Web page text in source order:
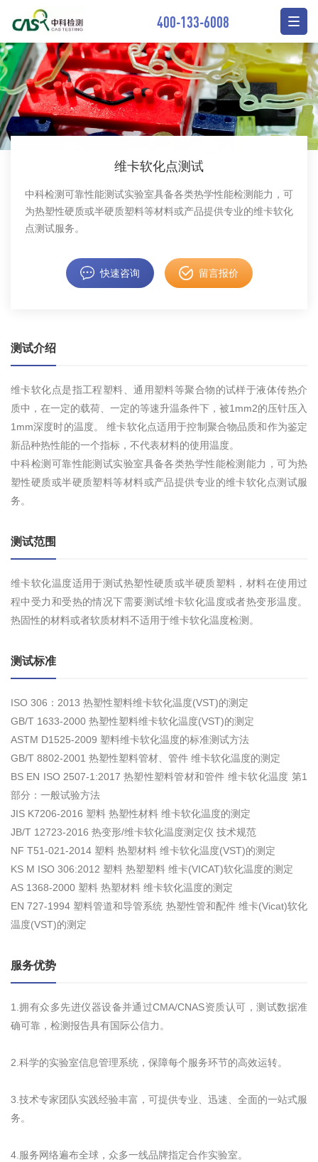
400-133-6008
维卡软化点测试
中科检测可靠性能测试实验室具备各类热学性能检测能力，可
为热塑性硬质或半硬质塑料等材料或产品提供专业的维卡软化
点测试服务。
快速咨询 留言报价
测试介绍
维卡软化点是指工程塑料、通用塑料等聚合物的试样于液体传热介
质中，在一定的载荷、一定的等速升温条件下，被1mm2的压针压入
1mm深度时的温度。 维卡软化点适用于控制聚合物品质和作为鉴定
新品种热性能的一个指标，不代表材料的使用温度。
中科检测可靠性能测试实验室具备各类热学性能检测能力，可为热
塑性硬质或半硬质塑料等材料或产品提供专业的维卡软化点测试服
务。
测试范围
维卡软化温度适用于测试热塑性硬质或半硬质塑料，材料在使用过
程中受力和受热的情况下需要测试维卡软化温度或者热变形温度。
热固性的材料或者软质材料不适用于维卡软化温度检测。
测试标准
ISO 306：2013 热塑性塑料维卡软化温度(VST)的测定
GB/T 1633-2000 热塑性塑料维卡软化温度(VST)的测定
ASTM D1525-2009 塑料维卡软化温度的标准测试方法
GB/T 8802-2001 热塑性塑料管材、管件 维卡软化温度的测定
BS EN ISO 2507-1:2017 热塑性塑料管材和管件 维卡软化温度 第1
部分：一般试验方法
JIS K7206-2016 塑料 热塑性材料 维卡软化温度的测定
JB/T 12723-2016 热变形/维卡软化温度测定仪 技术规范
NF T51-021-2014 塑料 热塑材料 维卡软化温度(VST)的测定
KS M ISO 306:2012 塑料 热塑塑料 维卡(VICAT)软化温度的测定
AS 1368-2000 塑料 热塑材料 维卡软化温度的测定
EN 727-1994 塑料管道和导管系统 热塑性管和配件 维卡(Vicat)软化
温度(VST)的测定
服务优势
1.拥有众多先进仪器设备并通过CMA/CNAS资质认可，测试数据准
确可靠，检测报告具有国际公信力。
2.科学的实验室信息管理系统，保障每个服务环节的高效运转。
3.技术专家团队实践经验丰富，可提供专业、迅速、全面的一站式服
务。
4.服务网络遍布全球，众多一线品牌指定合作实验室。